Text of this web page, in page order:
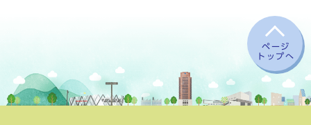
ページ
トップへ